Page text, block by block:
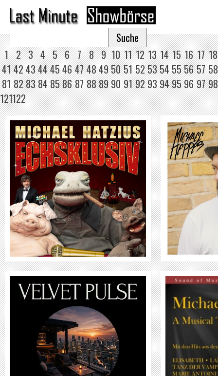
1 2 3 4 5 6 7 8 9 10 11 12 13 14 15 16 17 18
41 4243444546 47 484950 51 5253545556 57 58
81 8283848586 87 888990 91 9293949596 97 98
121122
MICHAEL HEPPES
WEITER
MICHAEL KUNZE - A MUSICAL TRIBUTE